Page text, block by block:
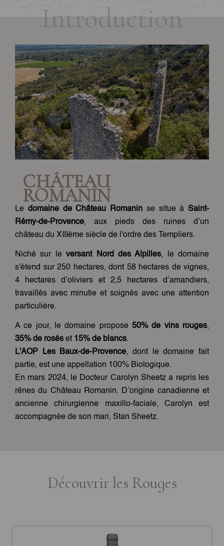
Introduction
CHÂTEAU
ROMANIN
Le domaine de Château Romanin se situe à Saint-
Rémy-de-Provence, aux pieds des ruines d’un
château du XIIIème siècle de l'ordre des Templiers.
Niché sur leversant Nord des Alpilles, le domaine
s'étend sur 250 hectares, dont 58 hectares de vignes,
4 hectares d’oliviers et 2,5 hectares d’amandiers,
travaillés avec minutie et soignés avec une attention
particulière.
A ce jour, le domaine propose 50% de vins rouges,
35% de rosés et 15% de blancs.
L'AOP Les Baux-de-Provence, dont le domaine fait
partie, est une appellation 100% Biologique.
En mars 2024, le Docteur Carolyn Sheetz a repris les
rênes du Château Romanin. D’origine canadienne et
ancienne chirurgienne maxillo-faciale, Carolyn est
accompagnée de son mari, Stan Sheetz.
Découvrir les Rouges